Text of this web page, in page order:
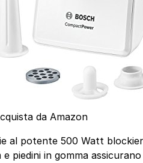
da Amazon
al potente 500 Watt
e piedini in gomma